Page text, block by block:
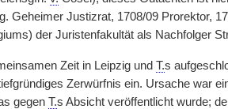
Geheimer Justizrat, 1708/09 Prorektor,
der Juristenfakultät als Nachfolger
Zeit in Leipzig und T.s
Zerwürfnis ein. Ursache war
gegen T.s Absicht veröffentlicht wurde;